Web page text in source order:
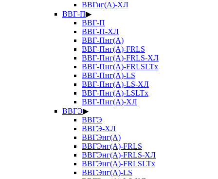
ВВГнг(А)-ХЛ
ВВГ-П▶
ВВГ-П
ВВГ-П-ХЛ
ВВГ-Пнг(А)
ВВГ-Пнг(А)-FRLS
ВВГ-Пнг(А)-FRLS-ХЛ
ВВГ-Пнг(А)-FRLSLTx
ВВГ-Пнг(А)-LS
ВВГ-Пнг(А)-LS-ХЛ
ВВГ-Пнг(А)-LSLTx
ВВГ-Пнг(А)-ХЛ
ВВГЭ▶
ВВГЭ
ВВГЭ-ХЛ
ВВГЭнг(А)
ВВГЭнг(А)-FRLS
ВВГЭнг(А)-FRLS-ХЛ
ВВГЭнг(А)-FRLSLTx
ВВГЭнг(А)-LS